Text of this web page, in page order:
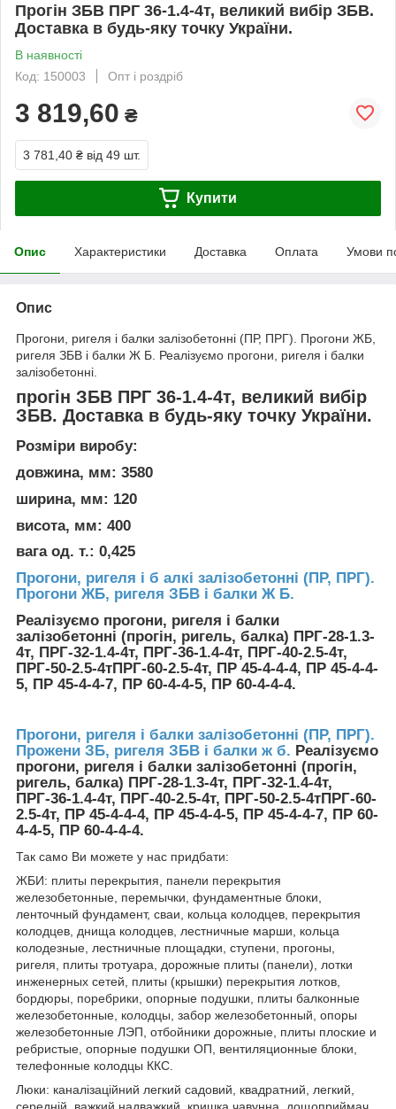
Прогін ЗБВ ПРГ 36-1.4-4т, великий вибір ЗБВ.
Доставка в будь-яку точку України.
В наявності
Код: 150003
Опт і роздріб
3 819,60 ₴
3 781,40 ₴ від 49 шт.
Купити
Опис Характеристики Доставка Оплата Умови
Опис
Прогони, ригеля і балки залізобетонні (ПР, ПРГ). Прогони ЖБ,
ригеля ЗБВ і балки Ж Б. Реалізуємо прогони, ригеля і балки
залізобетонні.
прогін ЗБВ ПРГ 36-1.4-4т, великий вибір
ЗБВ. Доставка в будь-яку точку України.
Розміри виробу:
довжина, мм: 3580
ширина, мм: 120
висота, мм: 400
вага од. т.: 0,425
Прогони, ригеля і б алкі залізобетонні (ПР, ПРГ).
Прогони ЖБ, ригеля ЗБВ і балки Ж Б.
Реалізуємо прогони, ригеля і балки
залізобетонні (прогін, ригель, балка) ПРГ-28-1.3-
4т, ПРГ-32-1.4-4т, ПРГ-36-1.4-4т, ПРГ-40-2.5-4т,
ПРГ-50-2.5-4тПРГ-60-2.5-4т, ПР 45-4-4-4, ПР 45-4-4-
5, ПР 45-4-4-7, ПР 60-4-4-5, ПР 60-4-4-4.
Прогони, ригеля і балки залізобетонні (ПР, ПРГ).
Прожени ЗБ, ригеля ЗБВ і балки ж б. Реалізуємо
прогони, ригеля і балки залізобетонні (прогін,
ригель, балка) ПРГ-28-1.3-4т, ПРГ-32-1.4-4т,
ПРГ-36-1.4-4т, ПРГ-40-2.5-4т, ПРГ-50-2.5-4тПРГ-60-
2.5-4т, ПР 45-4-4-4, ПР 45-4-4-5, ПР 45-4-4-7, ПР 60-
4-4-5, ПР 60-4-4-4.
Так само Ви можете у нас придбати:
ЖБИ: плиты перекрытия, панели перекрытия
железобетонные, перемычки, фундаментные блоки,
ленточный фундамент, сваи, кольца колодцев, перекрытия
колодцев, днища колодцев, лестничные марши, кольца
колодезные, лестничные площадки, ступени, прогоны,
ригеля, плиты тротуара, дорожные плиты (панели), лотки
инженерных сетей, плиты (крышки) перекрытия лотков,
бордюры, поребрики, опорные подушки, плиты балконные
железобетонные, колодцы, забор железобетонный, опоры
железобетонные ЛЭП, отбойники дорожные, плиты плоские и
ребристые, опорные подушки ОП, вентиляционные блоки,
телефонные колодцы ККС.
Люки: каналізаційний легкий садовий, квадратний, легкий,